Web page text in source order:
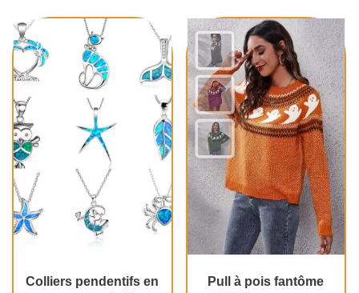
Colliers pendentifs en
Pull à pois fantôme